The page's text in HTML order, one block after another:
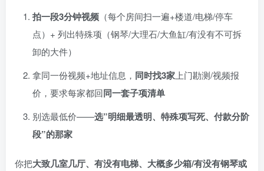
拍一段3分钟视频 （每个房间扫一遍+楼道/电梯/停车
点）+ 列出特殊项（钢琴/大理石/大鱼缸/有没有不可拆
卸的大件）
拿同一份视频+地址信息， 同时找3家 上门勘测/视频报
价，要求每家都回同一套子项清单
别选最低价——选”明细最透明、特殊项写死、付款分阶
段”的那家
你把大致几室几厅、有没有电梯、大概多少箱/有没有钢琴或